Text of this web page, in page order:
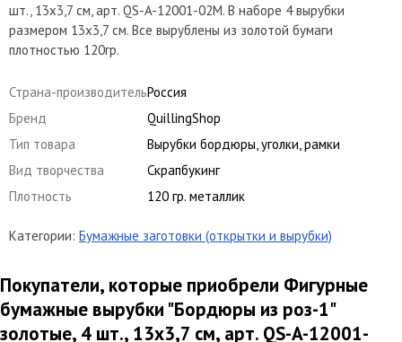
шт., 13х3,7 см, арт. QS-A-12001-02M. В наборе 4 вырубки
размером 13х3,7 см. Все вырублены из золотой бумаги
плотностью 120гр.
Страна-производительРоссия
Бренд
QuillingShop
Тип товара
Вырубки бордюры, уголки, рамки
Вид творчества
Скрапбукинг
Плотность
120 гр. металлик
Категории: Бумажные заготовки (открытки и вырубки)
Покупатели, которые приобрели Фигурные
бумажные вырубки "Бордюры из роз-1"
золотые, 4 шт., 13х3,7 см, арт. QS-A-12001-